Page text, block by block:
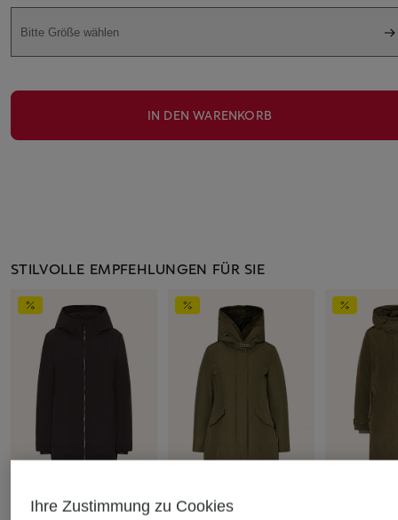
Bitte Größe wählen
IN DEN WARENKORB
STILVOLLE EMPFEHLUNGEN FÜR SIE
WOOLRICH
WOOLRICH
Ihre Zustimmung zu Cookies